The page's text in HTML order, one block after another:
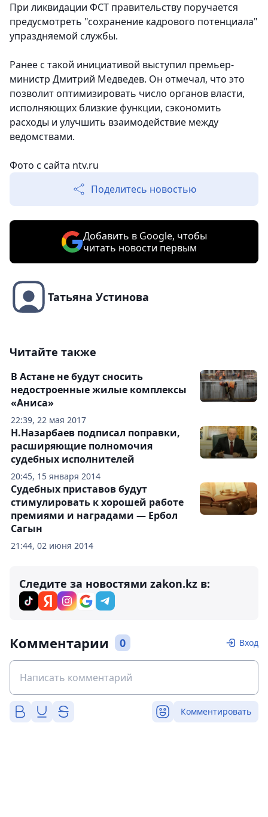
При ликвидации ФСТ правительству поручается
предусмотреть "сохранение кадрового потенциала"
упраздняемой службы.
Ранее с такой инициативой выступил премьер-
министр Дмитрий Медведев. Он отмечал, что это
позволит оптимизировать число органов власти,
исполняющих близкие функции, сэкономить
расходы и улучшить взаимодействие между
ведомствами.
Фото с сайта ntv.ru
Поделитесь новостью
Добавить в Google, чтобы
читать новости первым
Татьяна Устинова
Читайте также
22:39, 22 мая 2017
В Астане не будут сносить
недостроенные жилые комплексы
«Аниса»
20:45, 15 января 2014
Н.Назарбаев подписал поправки,
расширяющие полномочия
судебных исполнителей
21:44, 02 июня 2014
Судебных приставов будут
стимулировать к хорошей работе
премиями и наградами — Ербол
Сагын
Следите за новостями zakon.kz в:
Комментарии 0 Вход
Комментировать